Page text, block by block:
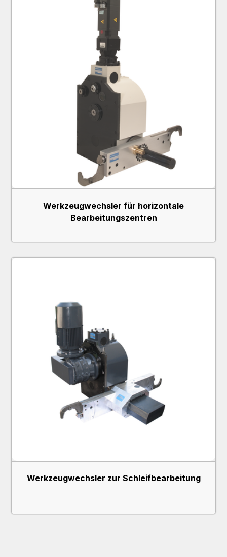
Werkzeugwechsler für horizontale
Bearbeitungszentren
Werkzeugwechsler zur Schleifbearbeitung